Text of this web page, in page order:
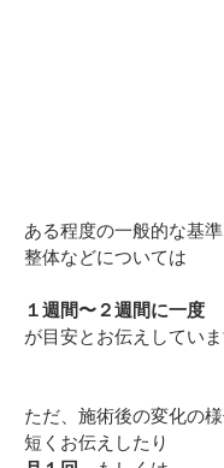
ある程度の一般的な基
整体などについては
１週間〜２週間に一度
が目安とお伝えしてい
ただ、施術後の変化の
短くお伝えしたり